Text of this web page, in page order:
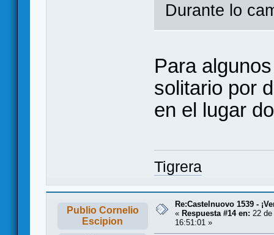
Durante lo
Para
solitario por
en el lugar
Tigrera
Publio Cornelio
Escipion
Re:Castelnuovo 1539 -
« Respuesta #14 en: 22
16:51:01 »